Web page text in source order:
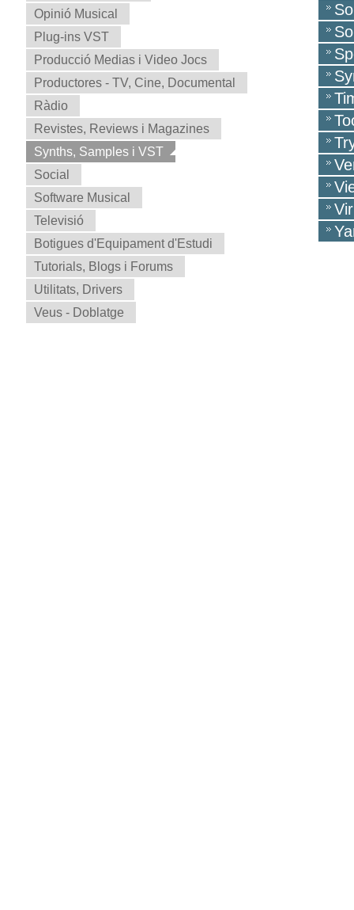
Opinió Musical
Plug-ins VST
Producció Medias i Video Jocs
Productores - TV, Cine, Documental
Ràdio
Revistes, Reviews i Magazines
Synths, Samples i VST
Social
Software Musical
Televisió
Botigues d'Equipament d'Estudi
Tutorials, Blogs i Forums
Utilitats, Drivers
Veus - Doblatge